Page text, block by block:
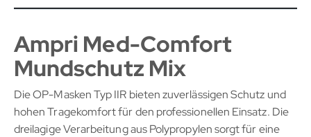
Ampri Med-Comfort
Mundschutz Mix
Die OP-Masken Typ IIR bieten zuverlässigen Schutz und
hohen Tragekomfort für den professionellen Einsatz. Die
dreilagige Verarbeitung aus Polypropylen sorgt für eine